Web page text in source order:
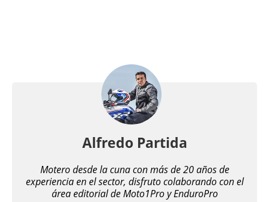
Alfredo Partida
Motero desde la cuna con más de 20 años de
experiencia en el sector, disfruto colaborando con el
área editorial de Moto1Pro y EnduroPro